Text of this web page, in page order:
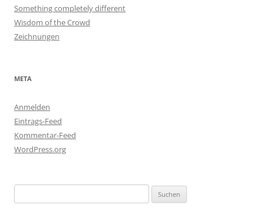
Something completely different
Wisdom of the Crowd
Zeichnungen
META
Anmelden
Eintrags-Feed
Kommentar-Feed
WordPress.org
nach: